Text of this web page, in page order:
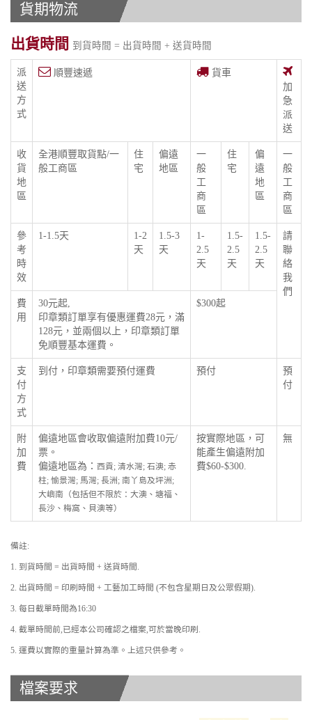
貨期物流
出貨時間 到貨時間 = 出貨時間 + 送貨時間
派
送
方
式
順豐速遞
貨車
加
急
派
送
收
貨
地
區
全港順豐取貨點/一
般工商區
住
宅
偏遠
地區
一
般
工
商
區
住
宅
偏
遠
地
區
一
般
工
商
區
參
考
時
效
1-1.5天
1-2
天
1.5-3
天
1-
2.5
天
1.5-
2.5
天
1.5-
2.5
天
請
聯
絡
我
們
費
用
30元起,
印章類訂單享有優惠運費28元，滿
128元，並兩個以上，印章類訂單
免順豐基本運費。
$300起
支
付
方
式
到付，印章類需要預付運費 預付
預
付
附
加
費
偏遠地區會收取偏遠附加費10元/
票。
偏遠地區為： 西貢; 清水灣; 石澳; 赤
柱; 愉景灣; 馬灣; 長洲; 南丫島及坪洲;
大嶼南（包括但不限於：大澳、塘福、
長沙、梅窩、貝澳等）
按實際地區，可
能產生偏遠附加
費$60-$300.
無
備註:
1. 到貨時間 = 出貨時間 + 送貨時間.
2. 出貨時間 = 印刷時間 + 工藝加工時間 (不包含星期日及公眾假期).
3. 每日截單時間為16:30
4. 截單時間前,已經本公司確認之檔案,可於當晚印刷.
5. 運費以實際的重量計算為準。上述只供參考。
檔案要求